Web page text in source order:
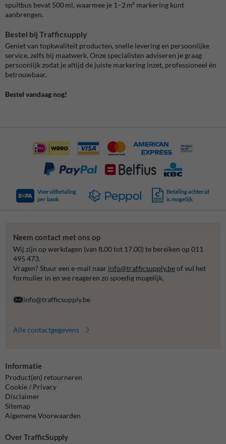
spuitbus bevat 500 ml, waarmee je 1–2 m² markering kunt
aanbrengen.
Bestel bij Trafficsupply
Geniet van topkwaliteit producten, snelle levering en persoonlijke
service, zelfs bij maatwerk. Onze specialisten adviseren je graag
persoonlijk zodat je altijd de juiste markering inzet, professioneel én
betrouwbaar.
Bestel vandaag nog!
Vooruitbetaling
per bank
Betaling achteraf
is mogelijk
Neem contact met ons op
Wij zijn op werkdagen (van 8.00 tot 17.00) te bereiken op 011
495 473.
Vragen? Stuur een e-mail naar info@trafficsupply.beof vul het
formulier in en we reageren zo spoedig mogelijk.
info@trafficsupply.be
Alle contactgegevens
Informatie
Product(en) retourneren
Cookie / Privacy
Disclaimer
Sitemap
Algemene Voorwaarden
Over TrafficSupply